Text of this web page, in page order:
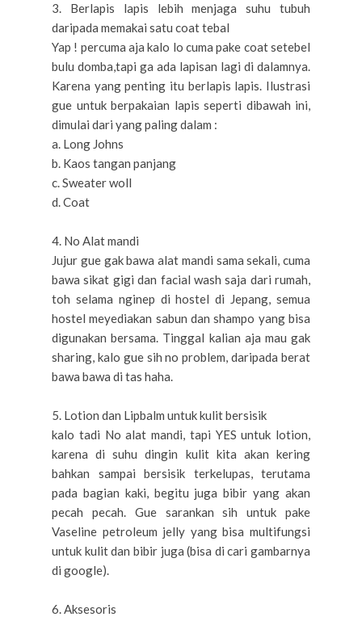
3. Berlapis lapis lebih menjaga suhu tubuh
daripada memakai satu coat tebal
Yap ! percuma aja kalo lo cuma pake coat setebel
bulu domba,tapi ga ada lapisan lagi di dalamnya.
Karena yang penting itu berlapis lapis. Ilustrasi
gue untuk berpakaian lapis seperti dibawah ini,
dimulai dari yang paling dalam :
a. Long Johns
b. Kaos tangan panjang
c. Sweater woll
d. Coat
4. No Alat mandi
Jujur gue gak bawa alat mandi sama sekali, cuma
bawa sikat gigi dan facial wash saja dari rumah,
toh selama nginep di hostel di Jepang, semua
hostel meyediakan sabun dan shampo yang bisa
digunakan bersama. Tinggal kalian aja mau gak
sharing, kalo gue sih no problem, daripada berat
bawa bawa di tas haha.
5. Lotion dan Lipbalm untuk kulit bersisik
kalo tadi No alat mandi, tapi YES untuk lotion,
karena di suhu dingin kulit kita akan kering
bahkan sampai bersisik terkelupas, terutama
pada bagian kaki, begitu juga bibir yang akan
pecah pecah. Gue sarankan sih untuk pake
Vaseline petroleum jelly yang bisa multifungsi
untuk kulit dan bibir juga (bisa di cari gambarnya
di google).
6. Aksesoris